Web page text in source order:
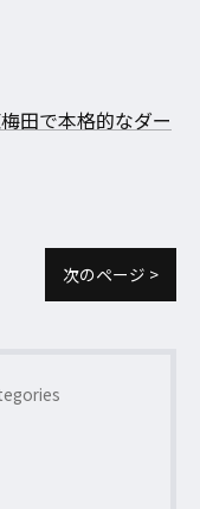
田で本格的なダー
次のページ >